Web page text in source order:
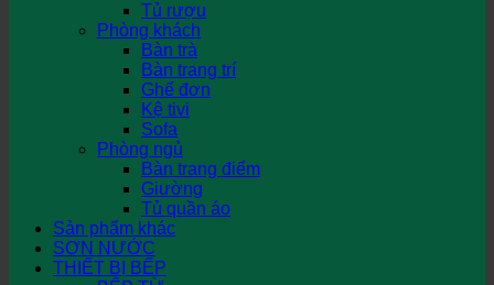
Tủ rượu
Phòng khách
Bàn trà
Bàn trang trí
Ghế đơn
Kệ tivi
Sofa
Phòng ngủ
Bàn trang điểm
Giường
Tủ quần áo
Sản phẩm khác
SƠN NƯỚC
THIẾT BỊ BẾP